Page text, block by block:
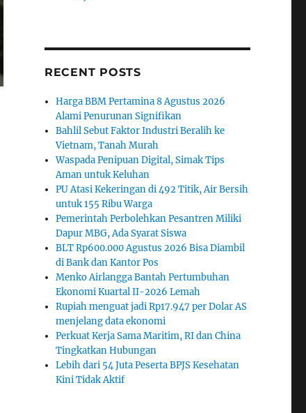
RECENT POSTS
Harga BBM Pertamina 8 Agustus 2026
Alami Penurunan Signifikan
Bahlil Sebut Faktor Industri Beralih ke
Vietnam, Tanah Murah
Waspada Penipuan Digital, Simak Tips
Aman untuk Keluhan
PU Atasi Kekeringan di 492 Titik, Air Bersih
untuk 155 Ribu Warga
Pemerintah Perbolehkan Pesantren Miliki
Dapur MBG, Ada Syarat Siswa
BLT Rp600.000 Agustus 2026 Bisa Diambil
di Bank dan Kantor Pos
Menko Airlangga Bantah Pertumbuhan
Ekonomi Kuartal II-2026 Lemah
Rupiah menguat jadi Rp17.947 per Dolar AS
menjelang data ekonomi
Perkuat Kerja Sama Maritim, RI dan China
Tingkatkan Hubungan
Lebih dari 54 Juta Peserta BPJS Kesehatan
Kini Tidak Aktif